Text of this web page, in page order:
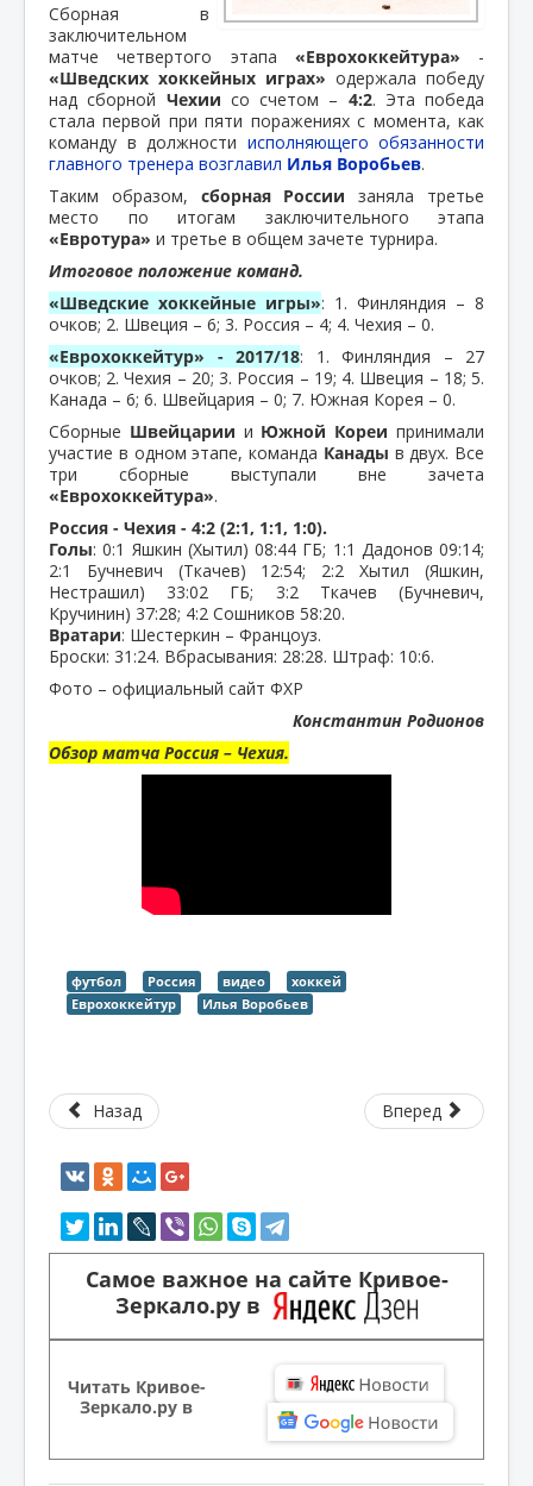
Сборная в
заключительном
матче четвертого этапа «Еврохоккейтура» -
«Шведских хоккейных играх» одержала победу
над сборной Чехии со счетом – 4:2. Эта победа
стала первой при пяти поражениях с момента, как
команду в должности исполняющего обязанности
главного тренера возглавил Илья Воробьев.
Таким образом, сборная России заняла третье
место по итогам заключительного этапа
«Евротура» и третье в общем зачете турнира.
Итоговое положение команд.
«Шведские хоккейные игры»: 1. Финляндия – 8
очков; 2. Швеция – 6; 3. Россия – 4; 4. Чехия – 0.
«Еврохоккейтур» - 2017/18: 1. Финляндия – 27
очков; 2. Чехия – 20; 3. Россия – 19; 4. Швеция – 18; 5.
Канада – 6; 6. Швейцария – 0; 7. Южная Корея – 0.
Сборные Швейцарии и Южной Кореи принимали
участие в одном этапе, команда Канады в двух. Все
три сборные выступали вне зачета
«Еврохоккейтура».
Россия - Чехия - 4:2 (2:1, 1:1, 1:0).
Голы: 0:1 Яшкин (Хытил) 08:44 ГБ; 1:1 Дадонов 09:14;
2:1 Бучневич (Ткачев) 12:54; 2:2 Хытил (Яшкин,
Нестрашил) 33:02 ГБ; 3:2 Ткачев (Бучневич,
Кручинин) 37:28; 4:2 Сошников 58:20.
Вратари: Шестеркин – Францоуз.
Броски: 31:24. Вбрасывания: 28:28. Штраф: 10:6.
Фото – официальный сайт ФХР
Константин Родионов
Обзор матча Россия – Чехия.
футбол Россия видео
хоккей
Еврохоккейтур
Илья Воробьев
Назад Вперед
Самое важное на сайте Кривое-
Зеркало.ру в
Читать Кривое-
Зеркало.ру в